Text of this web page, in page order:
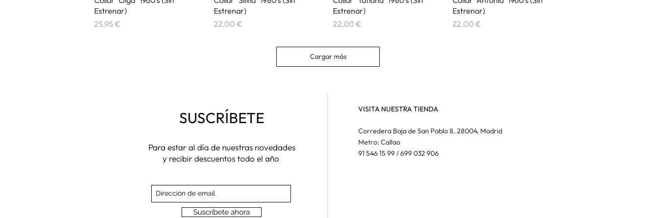
Estrenar)
Precio
25,95 €
Estrenar)
Precio
22,00 €
Estrenar)
Precio
22,00 €
Estrenar)
Precio
22,00 €
Cargar más
SUSCRÍBETE
Para estar al día de nuestras novedades
y recibir descuentos todo el año
Suscríbete ahora
VISITA NUESTRA TIENDA
Corredera Baja de San Pablo 8, 28004, Madrid
Metro: Callao
91 546 15 99 / 699 032 906